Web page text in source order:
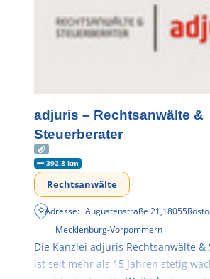
adjuris – Rechtsanwälte &
Steuerberater
392.8 km
Rechtsanwälte
Adresse: Augustenstraße 21,18055
Mecklenburg-Vorpommern
Die Kanzlei adjuris Rechtsanwälte
ist seit mehr als 15 Jahren stetig